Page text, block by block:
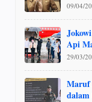
09/04/
Api
29/03/
Maruf
dalam